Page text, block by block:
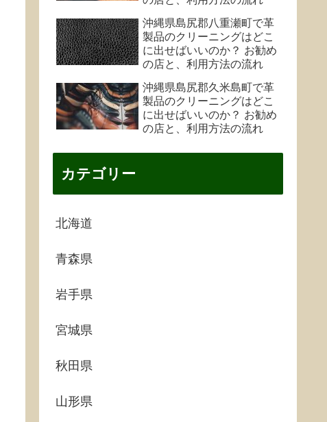
沖縄県島尻郡八重瀬町で革
製品のクリーニングはどこ
に出せばいいのか？ お勧め
の店と、利用方法の流れ
沖縄県島尻郡久米島町で革
製品のクリーニングはどこ
に出せばいいのか？ お勧め
の店と、利用方法の流れ
カテゴリー
北海道
青森県
岩手県
宮城県
秋田県
山形県